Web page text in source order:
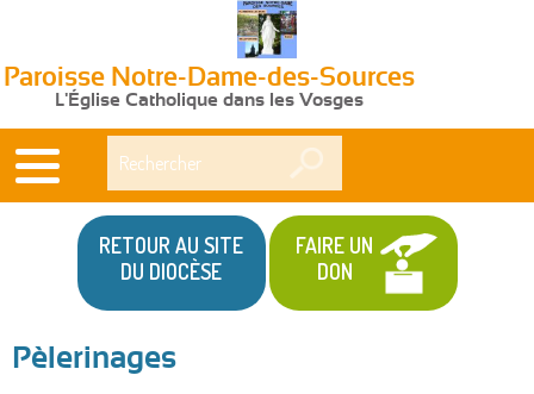
Paroisse Notre-Dame-des-Sources
L'Église Catholique dans les Vosges
RETOUR AU SITE
DU DIOCÈSE
FAIRE UN
DON
Pèlerinages